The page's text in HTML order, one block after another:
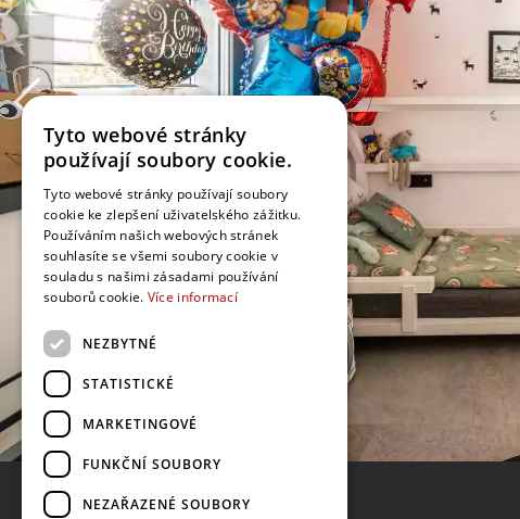
Tyto webové stránky
používají soubory cookie.
Tyto webové stránky používají soubory
cookie ke zlepšení uživatelského zážitku.
Používáním našich webových stránek
souhlasíte se všemi soubory cookie v
souladu s našimi zásadami používání
souborů cookie. Více informací
NEZBYTNÉ
STATISTICKÉ
MARKETINGOVÉ
FUNKČNÍ SOUBORY
NEZAŘAZENÉ SOUBORY